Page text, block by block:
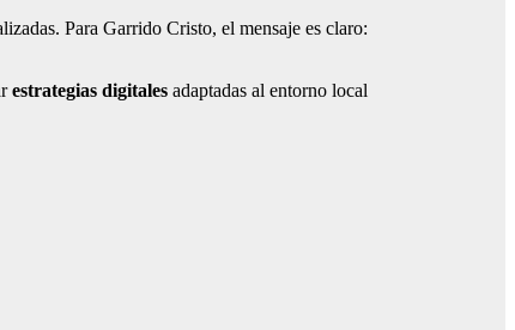
Para Garrido Cristo, el mensaje es claro:
estrategias digitales adaptadas al entorno local